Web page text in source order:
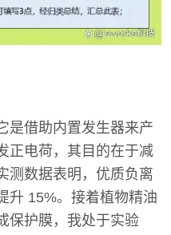
是借助内置发生器来产
正电荷，其目的在于减
测数据表明，优质负离
升 15%。接着植物精油
保护膜，我处于实验